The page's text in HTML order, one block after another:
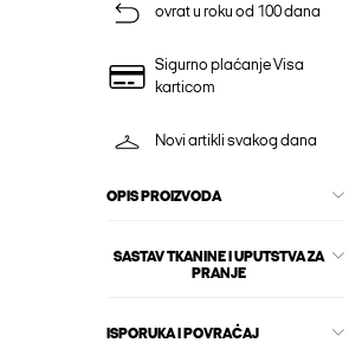
ovrat u roku od 100 dana
Sigurno plaćanje Visa
karticom
Novi artikli svakog dana
OPIS PROIZVODA
SASTAV TKANINE I UPUTSTVA ZA
PRANJE
ISPORUKA I POVRAĆAJ